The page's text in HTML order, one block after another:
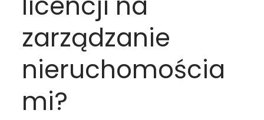
zarządzanie
nieruchomościa
mi?